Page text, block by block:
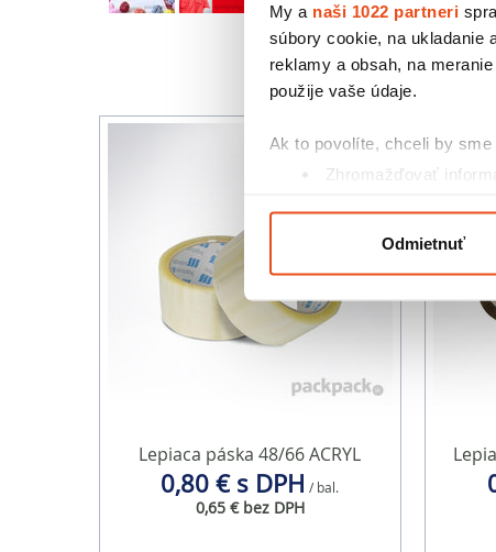
My a naši 1022 partneri
súbory cookie, na ukladanie
reklamy a obsah, na
použije vaše údaje.
Ak to povolíte, chceli by sme
Zhromažďovať
kedykoľvek zmeniť alebo
Na prispôsobenie obsahu a
cookie. Informácie o tom,
médií, inzercie a analýzy.
alebo ktoré od vás získali,
Odmietnuť
Lepiaca páska 48/66 ACRYL
0,80 € s DPH / bal.
0,65 € bez DPH